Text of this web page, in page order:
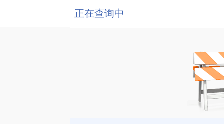
正在查询中